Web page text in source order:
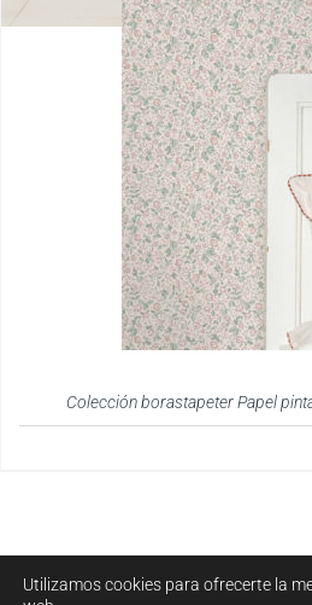
Colección borastapeter Papel
Utilizamos cookies para ofrecerte la